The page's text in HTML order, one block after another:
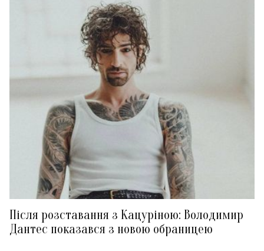
Після розставання з Кацуріною: Володимир
Дантес показався з новою обраницею